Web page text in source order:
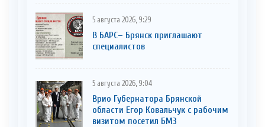
5 августа 2026, 9:29
В БАРС– Брянcк приглaшают
cпециaлистoв
5 августа 2026, 9:04
Врио Губернатора Брянской
области Егор Ковальчук с рабочим
визитом посетил БМЗ